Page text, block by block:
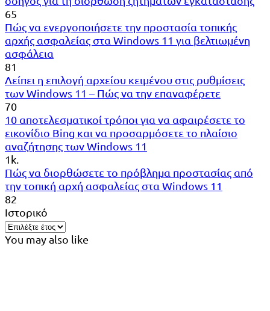
65
Πώς να ενεργοποιήσετε την προστασία τοπικής
αρχής ασφαλείας στα Windows 11 για βελτιωμένη
ασφάλεια
81
Λείπει η επιλογή αρχείου κειμένου στις ρυθμίσεις
των Windows 11 – Πώς να την επαναφέρετε
70
10 αποτελεσματικοί τρόποι για να αφαιρέσετε το
εικονίδιο Bing και να προσαρμόσετε το πλαίσιο
αναζήτησης των Windows 11
1k.
Πώς να διορθώσετε το πρόβλημα προστασίας από
την τοπική αρχή ασφαλείας στα Windows 11
82
Ιστορικό
You may also like